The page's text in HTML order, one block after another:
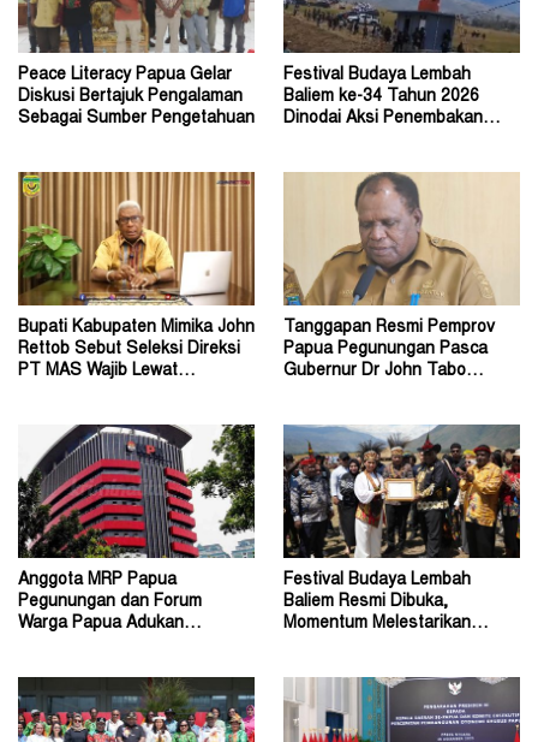
Peace Literacy Papua Gelar
Diskusi Bertajuk Pengalaman
Sebagai Sumber Pengetahuan
Festival Budaya Lembah
Baliem ke-34 Tahun 2026
Dinodai Aksi Penembakan
Bupati Kabupaten Mimika John
Rettob Sebut Seleksi Direksi
PT MAS Wajib Lewat
Tanggapan Resmi Pemprov
Papua Pegunungan Pasca
Gubernur Dr John Tabo
Anggota MRP Papua
Pegunungan dan Forum
Warga Papua Adukan
Festival Budaya Lembah
Baliem Resmi Dibuka,
Momentum Melestarikan